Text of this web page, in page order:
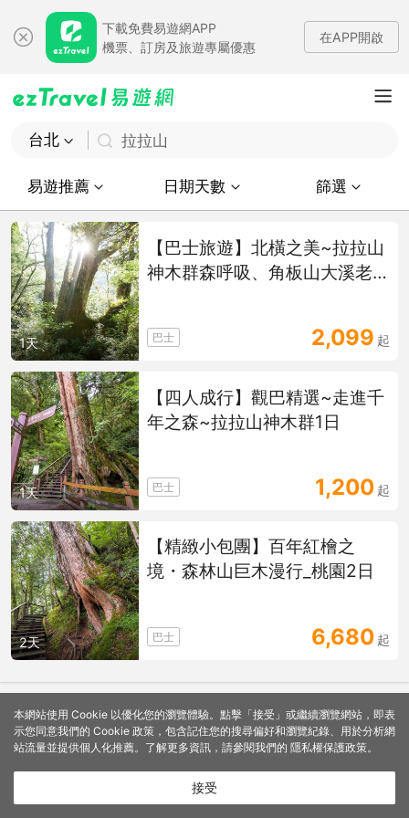
下載免費易遊網APP
機票、訂房及旅遊專屬優惠
在APP開啟
台北 拉拉山
易遊推薦 日期天數 篩選
1天
【巴士旅遊】北橫之美~拉拉山
神木群森呼吸、角板山大溪老
巴士 2,099 起
1天
【四人成行】觀巴精選~走進千
年之森~拉拉山神木群1日
巴士 1,200 起
2天
【精緻小包團】百年紅檜之
境・森林山巨木漫行_桃園2日
巴士 6,680 起
本網站使用 Cookie 以優化您的瀏覽體驗。點擊「接受」或繼續瀏覽網站，即表
示您同意我們的 Cookie 政策，包含記住您的搜尋偏好和瀏覽紀錄、用於分析網
站流量並提供個人化推薦。了解更多資訊，請參閱我們的 隱私權保護政策。
接受